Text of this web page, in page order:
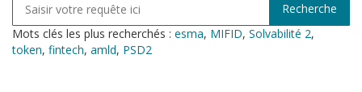
Mots clés les plus recherchés : esma, MIFID, Solvabilité 2,
token, fintech, amld, PSD2